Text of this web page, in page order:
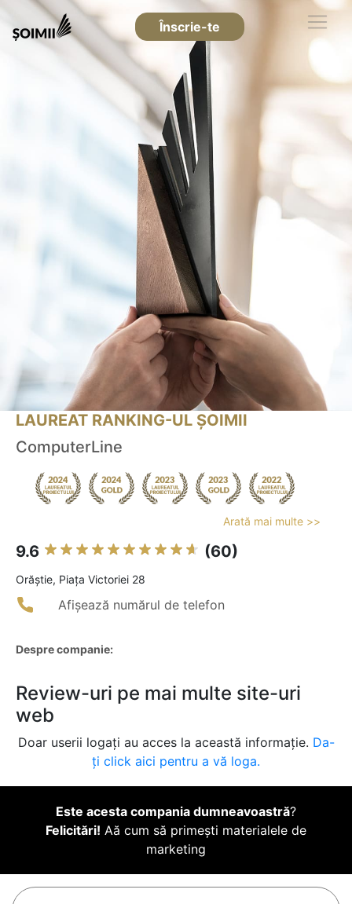
Înscrie-te
LAUREAT RANKING-UL ȘOIMII
ComputerLine
Arată mai multe >>
9.6 (60)
Orăştie, Piața Victoriei 28
Afișează numărul de telefon
Despre companie:
Review-uri pe mai multe site-uri
web
Doar userii logați au acces la această informație. Da-
ți click aici pentru a vă loga.
Este acesta compania dumneavoastră?
Felicitări! Aă cum să primești materialele de
marketing